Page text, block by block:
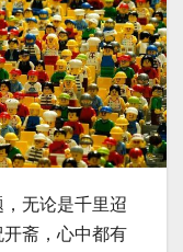
无论是千里迢
斋，心中都有